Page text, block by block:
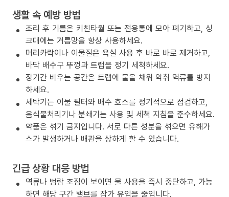
생활 속 예방 방법
조리 후 기름은 키친타월 또는 전용통에 모아 폐기하고, 싱
크대에는 거름망을 항상 사용하세요.
머리카락이나 이물질은 욕실 사용 후 바로 바로 제거하고,
바닥 배수구 뚜껑과 트랩을 정기 세척하세요.
장기간 비우는 공간은 트랩에 물을 채워 악취 역류를 방지
하세요.
세탁기는 이물 필터와 배수 호스를 정기적으로 점검하고,
음식물처리기나 분쇄기는 사용 및 세척 지침을 준수하세요.
약품은 섞기 금지입니다. 서로 다른 성분을 섞으면 유해가
스가 발생하거나 배관을 상하게 할 수 있습니다.
긴급 상황 대응 방법
역류나 범람 조짐이 보이면 물 사용을 즉시 중단하고, 가능
하면 해당 구간 밸브를 잠가 유입을 줄입니다.